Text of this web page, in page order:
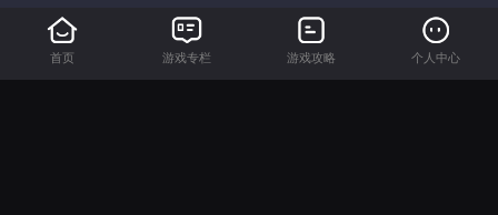
首页 游戏专栏 游戏攻略 个人中心